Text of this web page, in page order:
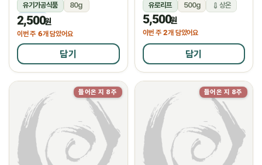
유기가공식품
80g
냉동
2,500원
이번 주 6개 담았어요
담기
유로리프 500g 상온
5,500원
이번 주 2개 담았어요
담기
들어온 지 8주 들어온 지 8주